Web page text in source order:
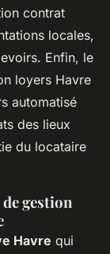
contrat
locales,
Enfin, le
loyers Havre
automatisé
des lieux
du locataire
gestion
Havre qui